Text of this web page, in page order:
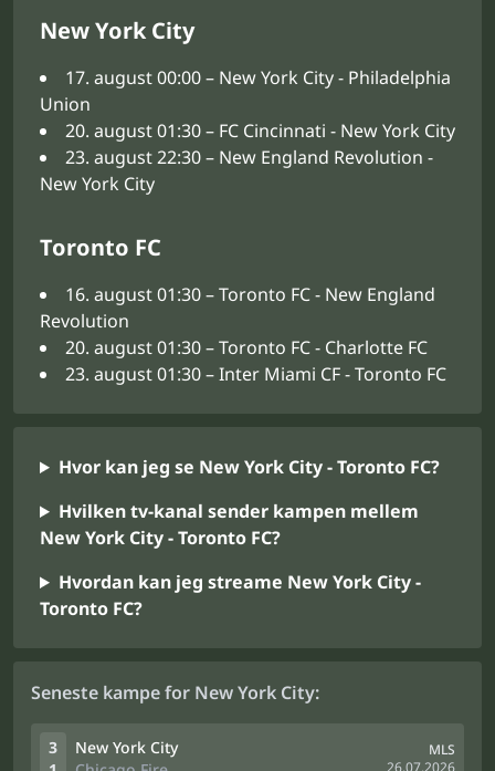
New York City
17. august 00:00 – New York City - Philadelphia
Union
20. august 01:30 – FC Cincinnati - New York City
23. august 22:30 – New England Revolution -
New York City
Toronto FC
16. august 01:30 – Toronto FC - New England
Revolution
20. august 01:30 – Toronto FC - Charlotte FC
23. august 01:30 – Inter Miami CF - Toronto FC
Hvor kan jeg se New York City - Toronto FC?
Hvilken tv-kanal sender kampen mellem
New York City - Toronto FC?
Hvordan kan jeg streame New York City -
Toronto FC?
Seneste kampe for New York City:
3
New York City
MLS
26.07.2026